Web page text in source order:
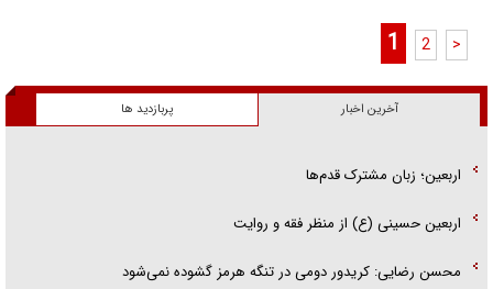
1 2 >
آخرین اخبار پربازدید ها
اربعین؛ زبان مشترک قدم‌ها
اربعین حسینی (ع) از منظر فقه و روایت
محسن رضایی: کریدور دومی در تنگه هرمز گشوده نمی‌شود